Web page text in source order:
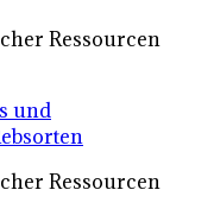
Ressourcen
und
Ressourcen